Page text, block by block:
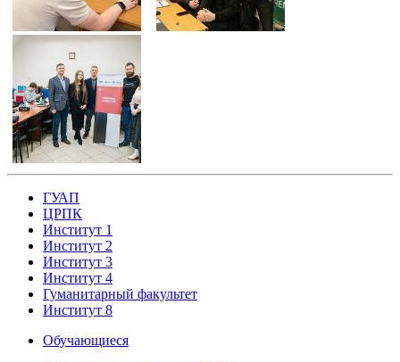
ГУАП
ЦРПК
Институт 1
Институт 2
Институт 3
Институт 4
Гуманитарный факультет
Институт 8
Обучающиеся